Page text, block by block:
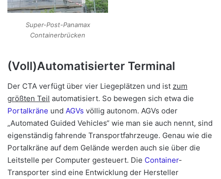
Super-Post-Panamax
Containerbrücken
(Voll)Automatisierter Terminal
Der CTA verfügt über vier Liegeplätzen und ist zum
größten Teil automatisiert. So bewegen sich etwa die
Portalkräne und AGVs völlig autonom. AGVs oder
„Automated Guided Vehicles“ wie man sie auch nennt, sind
eigenständig fahrende Transportfahrzeuge. Genau wie die
Portalkräne auf dem Gelände werden auch sie über die
Leitstelle per Computer gesteuert. Die Container-
Transporter sind eine Entwicklung der Hersteller